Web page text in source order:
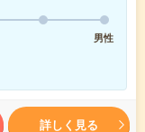
男性
詳しく見る